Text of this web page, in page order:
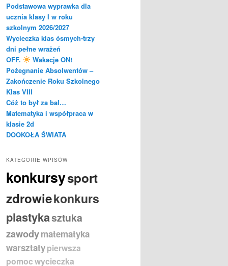
Podstawowa wyprawka dla
ucznia klasy I w roku
szkolnym 2026/2027
Wycieczka klas ósmych-trzy
dni pełne wrażeń
OFF.
Wakacje ON!
Pożegnanie Absolwentów –
Zakończenie Roku Szkolnego
Klas VIII
Cóż to był za bal…
Matematyka i współpraca w
klasie 2d
DOOKOŁA ŚWIATA
KATEGORIE WPISÓW
konkursysport
zdrowiekonkurs
plastykasztuka
zawodymatematyka
warsztatypierwsza
pomocwycieczka